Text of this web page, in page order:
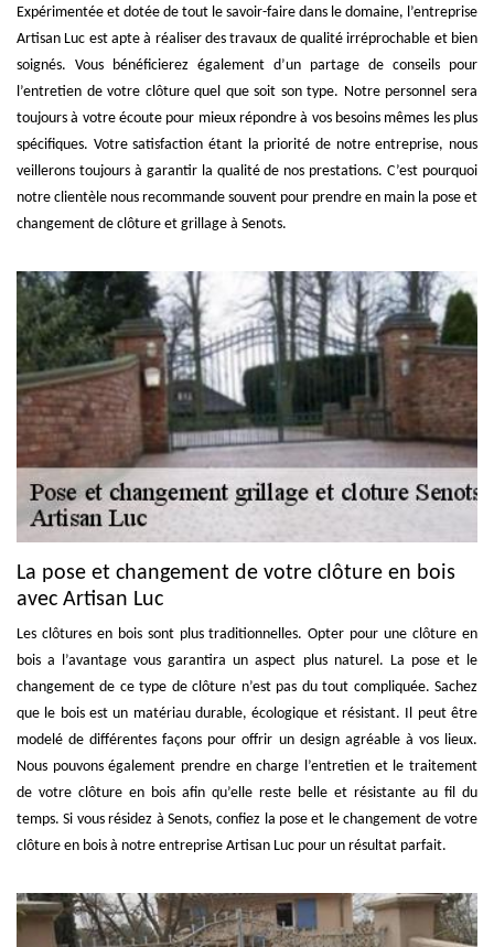
Expérimentée et dotée de tout le savoir-faire dans le domaine, l’entreprise
Artisan Luc est apte à réaliser des travaux de qualité irréprochable et bien
soignés. Vous bénéficierez également d’un partage de conseils pour
l’entretien de votre clôture quel que soit son type. Notre personnel sera
toujours à votre écoute pour mieux répondre à vos besoins mêmes les plus
spécifiques. Votre satisfaction étant la priorité de notre entreprise, nous
veillerons toujours à garantir la qualité de nos prestations. C’est pourquoi
notre clientèle nous recommande souvent pour prendre en main la pose et
changement de clôture et grillage à Senots.
La pose et changement de votre clôture en bois
avec Artisan Luc
Les clôtures en bois sont plus traditionnelles. Opter pour une clôture en
bois a l’avantage vous garantira un aspect plus naturel. La pose et le
changement de ce type de clôture n’est pas du tout compliquée. Sachez
que le bois est un matériau durable, écologique et résistant. Il peut être
modelé de différentes façons pour offrir un design agréable à vos lieux.
Nous pouvons également prendre en charge l’entretien et le traitement
de votre clôture en bois afin qu’elle reste belle et résistante au fil du
temps. Si vous résidez à Senots, confiez la pose et le changement de votre
clôture en bois à notre entreprise Artisan Luc pour un résultat parfait.